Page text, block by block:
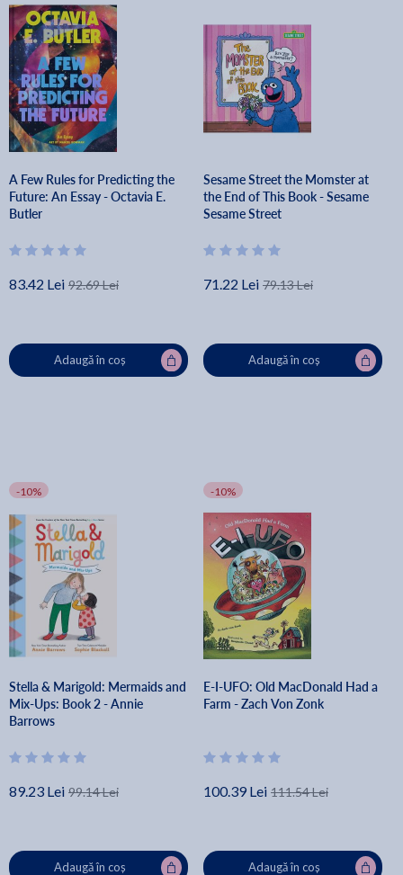
A Few Rules for Predicting the
Future: An Essay - Octavia E.
Butler
83.42 Lei 92.69 Lei
Adaugă în coș
Sesame Street the Momster at
the End of This Book - Sesame
Sesame Street
71.22 Lei 79.13 Lei
Adaugă în coș
-10%
Stella & Marigold: Mermaids and
Mix-Ups: Book 2 - Annie
Barrows
89.23 Lei 99.14 Lei
Adaugă în coș
-10%
E-I-UFO: Old MacDonald Had a
Farm - Zach Von Zonk
100.39 Lei 111.54 Lei
Adaugă în coș